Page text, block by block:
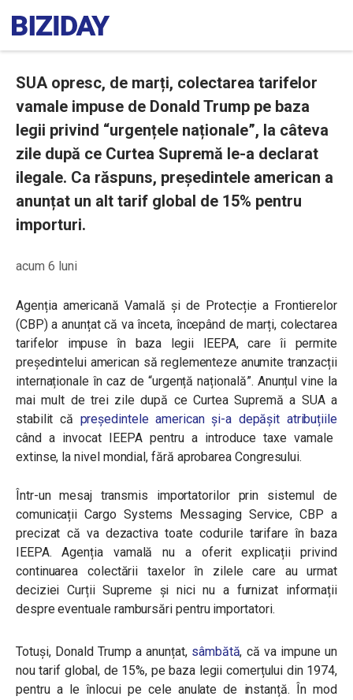
SUA opresc, de marți, colectarea tarifelor
vamale impuse de Donald Trump pe baza
legii privind “urgențele naționale”, la câteva
zile după ce Curtea Supremă le-a declarat
ilegale. Ca răspuns, președintele american a
anunțat un alt tarif global de 15% pentru
importuri.
acum 6 luni
Agenția americană Vamală și de Protecție a Frontierelor
(CBP) a anunțat că va înceta, începând de marți, colectarea
tarifelor impuse în baza legii IEEPA, care îi permite
președintelui american să reglementeze anumite tranzacții
internaționale în caz de “urgență națională”. Anunțul vine la
mai mult de trei zile după ce Curtea Supremă a SUA a
stabilit că președintele american și-a depășit atribuțiile
când a invocat IEEPA pentru a introduce taxe vamale
extinse, la nivel mondial, fără aprobarea Congresului.
Într-un mesaj transmis importatorilor prin sistemul de
comunicații Cargo Systems Messaging Service, CBP a
precizat că va dezactiva toate codurile tarifare în baza
IEEPA. Agenția vamală nu a oferit explicații privind
continuarea colectării taxelor în zilele care au urmat
deciziei Curții Supreme și nici nu a furnizat informații
despre eventuale rambursări pentru importatori.
Totuși, Donald Trump a anunțat, sâmbătă, că va impune un
nou tarif global, de 15%, pe baza legii comerțului din 1974,
pentru a le înlocui pe cele anulate de instanță. În mod